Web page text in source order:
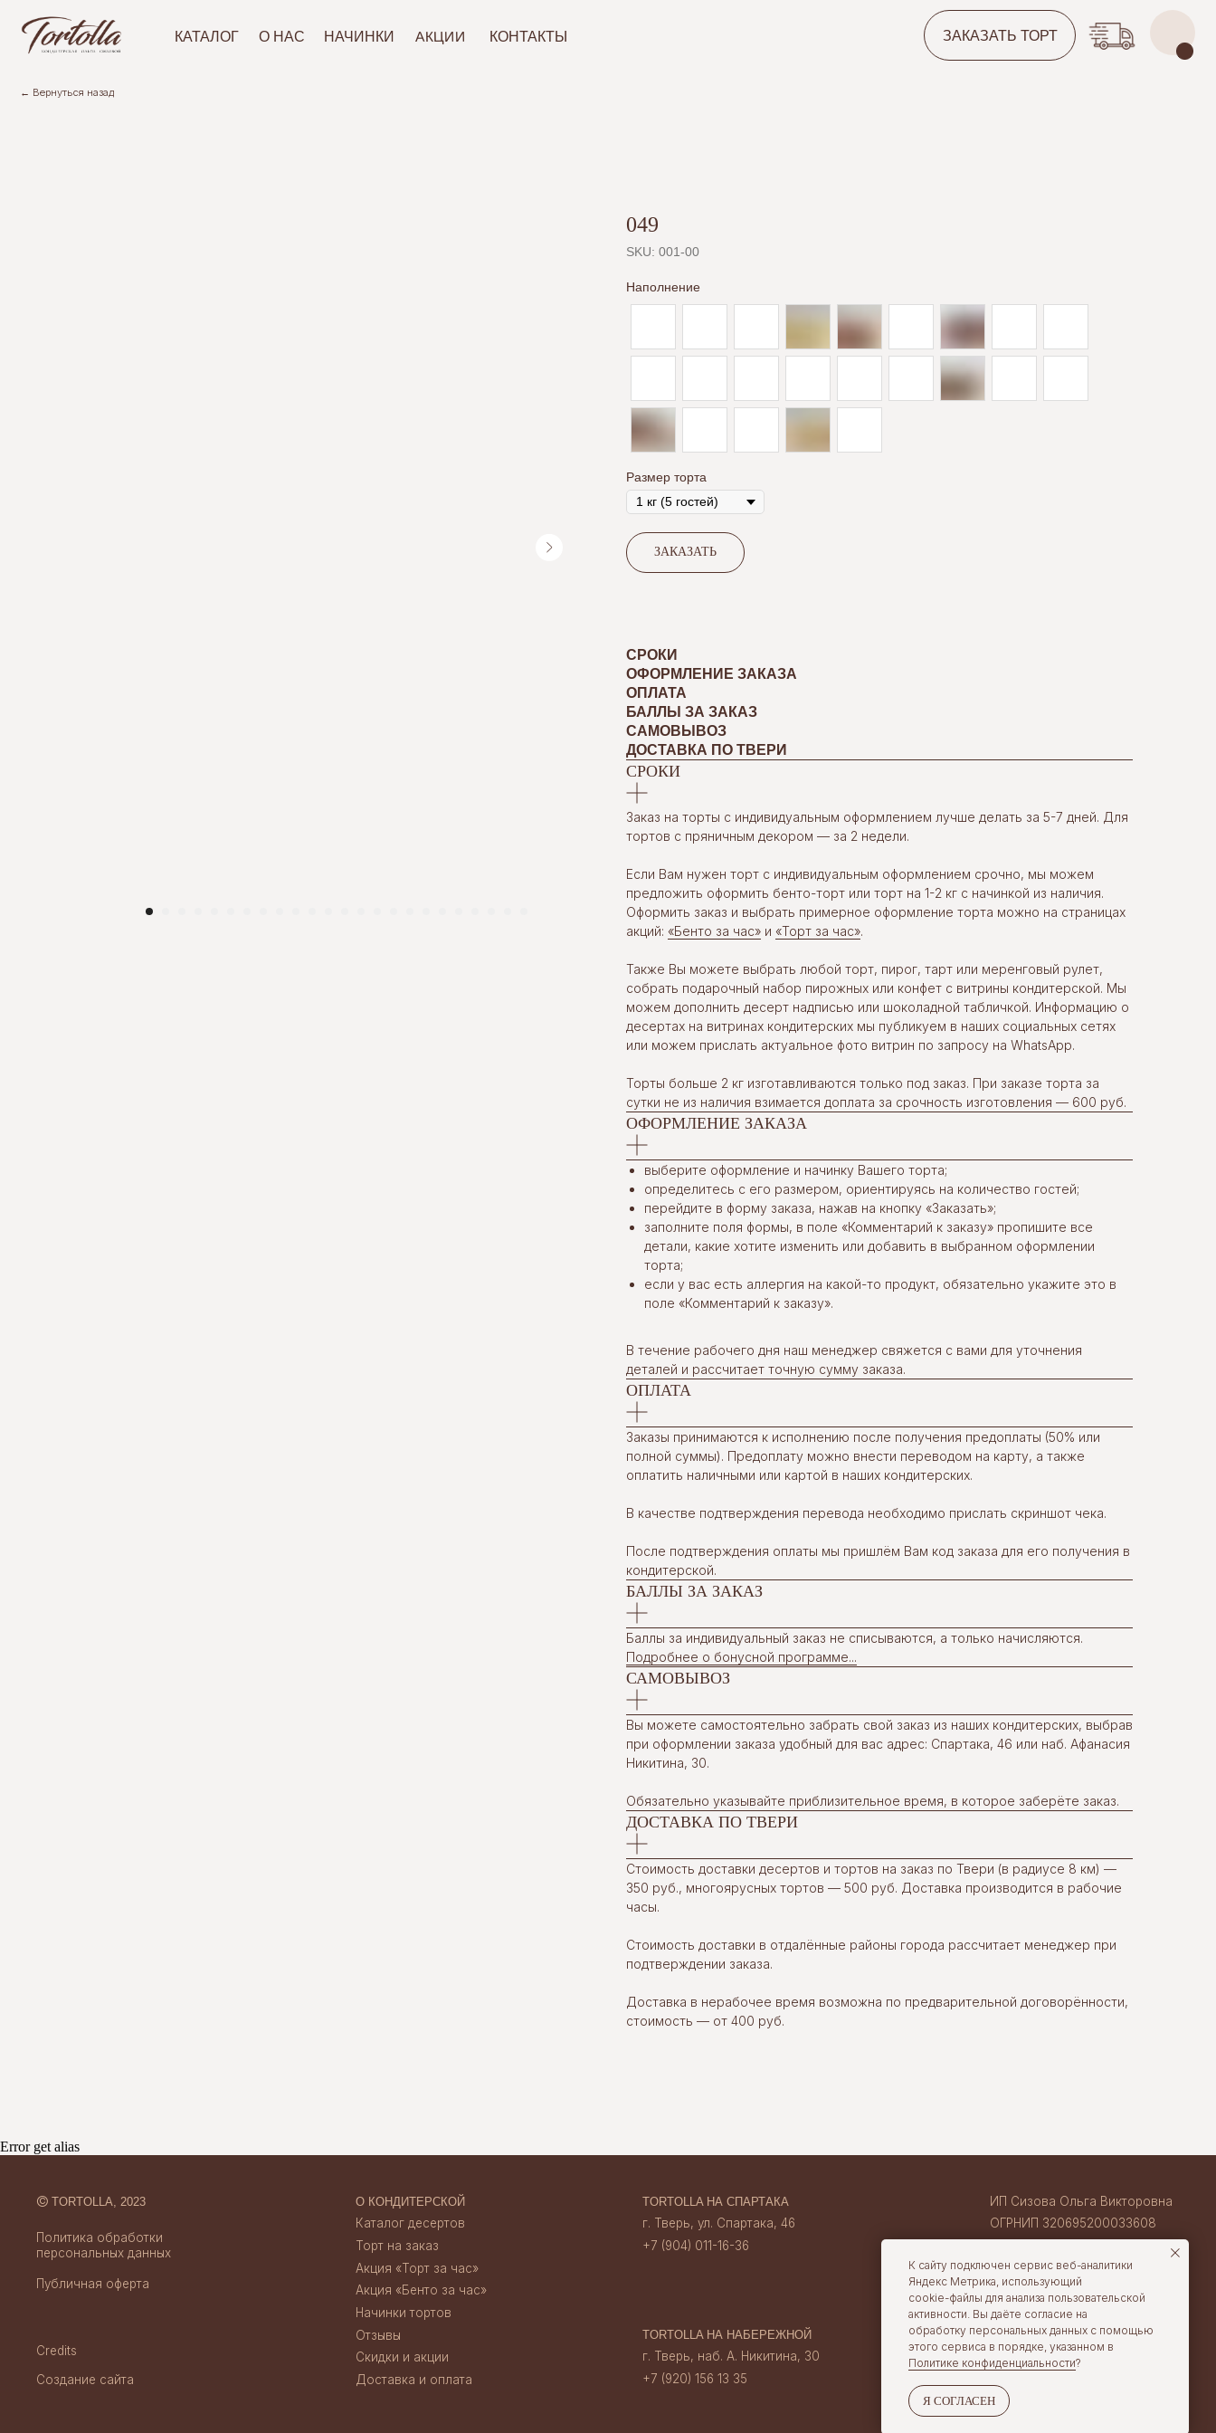
КАТАЛОГ О НАС НАЧИНКИ АКЦИИ КОНТАКТЫ ЗАКАЗАТЬ ТОРТ
049
SKU: 001-00
Наполнение
Размер торта
ЗАКАЗАТЬ
СРОКИ
ОФОРМЛЕНИЕ ЗАКАЗА
ОПЛАТА
БАЛЛЫ ЗА ЗАКАЗ
САМОВЫВОЗ
ДОСТАВКА ПО ТВЕРИ
СРОКИ
Заказ на торты с индивидуальным оформлением лучше делать за 5-7 дней. Для
тортов с пряничным декором — за 2 недели.
Если Вам нужен торт с индивидуальным оформлением срочно, мы можем
предложить оформить бенто-торт или торт на 1-2 кг с начинкой из наличия.
Оформить заказ и выбрать примерное оформление торта можно на страницах
акций: «Бенто за час» и «Торт за час».
Также Вы можете выбрать любой торт, пирог, тарт или меренговый рулет,
собрать подарочный набор пирожных или конфет с витрины кондитерской. Мы
можем дополнить десерт надписью или шоколадной табличкой. Информацию о
десертах на витринах кондитерских мы публикуем в наших социальных сетях
или можем прислать актуальное фото витрин по запросу на WhatsApp.
Торты больше 2 кг изготавливаются только под заказ. При заказе торта за
сутки не из наличия взимается доплата за срочность изготовления — 600 руб.
ОФОРМЛЕНИЕ ЗАКАЗА
выберите оформление и начинку Вашего торта;
определитесь с его размером, ориентируясь на количество гостей;
перейдите в форму заказа, нажав на кнопку «Заказать»;
заполните поля формы, в поле «Комментарий к заказу» пропишите все
детали, какие хотите изменить или добавить в выбранном оформлении
торта;
если у вас есть аллергия на какой-то продукт, обязательно укажите это в
поле «Комментарий к заказу».
В течение рабочего дня наш менеджер свяжется с вами для уточнения
деталей и рассчитает точную сумму заказа.
ОПЛАТА
Заказы принимаются к исполнению после получения предоплаты (50% или
полной суммы). Предоплату можно внести переводом на карту, а также
оплатить наличными или картой в наших кондитерских.
В качестве подтверждения перевода необходимо прислать скриншот чека.
После подтверждения оплаты мы пришлём Вам код заказа для его получения в
кондитерской.
БАЛЛЫ ЗА ЗАКАЗ
Баллы за индивидуальный заказ не списываются, а только начисляются.
Подробнее о бонусной программе...
САМОВЫВОЗ
Вы можете самостоятельно забрать свой заказ из наших кондитерских, выбрав
при оформлении заказа удобный для вас адрес: Спартака, 46 или наб. Афанасия
Никитина, 30.
Обязательно указывайте приблизительное время, в которое заберёте заказ.
ДОСТАВКА ПО ТВЕРИ
Стоимость доставки десертов и тортов на заказ по Твери (в радиусе 8 км) —
350 руб., многоярусных тортов — 500 руб. Доставка производится в рабочие
часы.
Стоимость доставки в отдалённые районы города рассчитает менеджер при
подтверждении заказа.
Доставка в нерабочее время возможна по предварительной договорённости,
стоимость — от 400 руб.
Error get alias
К сайту подключен сервис веб-аналитики
Яндекс Метрика, использующий
cookie-файлы для анализа пользовательской
активности. Вы даёте согласие на
обработку персональных данных с помощью
этого сервиса в порядке, указанном в
Политике конфиденциальности?
Я СОГЛАСЕН
+7 (904) 011-16-36
TORTOLLA НА СПАРТАКА
ИНН 710407263633